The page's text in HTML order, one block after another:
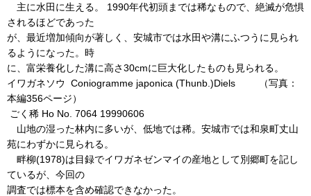
主に水田に生える。 1990年代初頭までは稀なもので、絶滅が危惧
されるほどであった
が、最近増加傾向が著しく、安城市では水田や溝にふつうに見られ
るようになった。時
に、富栄養化した溝に高さ30cmに巨大化したものも見られる。
イワガネソウ Coniogramme japonica (Thunb.)Diels （写真：
本編356ページ）
ごく稀 Ho No. 7064 19990606
山地の湿った林内に多いが、低地では稀。安城市では和泉町丈山
苑にわずかに見られる。
畔柳(1978)は目録でイワガネゼンマイの産地として別郷町を記し
ているが、今回の
調査では標本を含め確認できなかった。